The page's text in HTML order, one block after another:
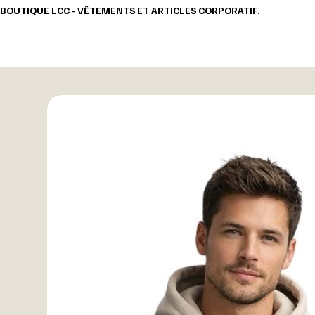
BOUTIQUE LCC - VÊTEMENTS ET ARTICLES CORPORATIF.